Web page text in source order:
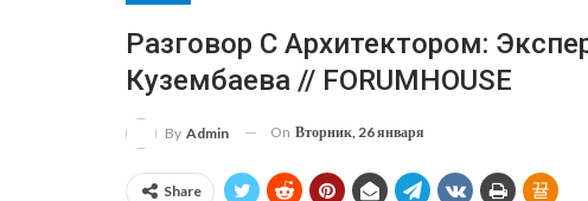
Разговор С Архитектором:
Кузембаева // FORUMHOUSE
By Admin On Вторник, 26 января
Share